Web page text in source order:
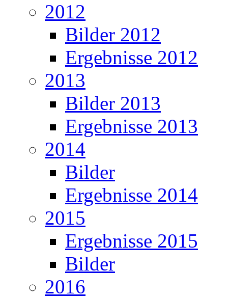
2012
Bilder 2012
Ergebnisse 2012
2013
Bilder 2013
Ergebnisse 2013
2014
Bilder
Ergebnisse 2014
2015
Ergebnisse 2015
Bilder
2016